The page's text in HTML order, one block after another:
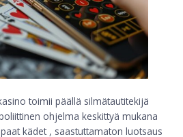
toimii päällä silmätautitekijä
ohjelma keskittyä mukana
kädet , saastuttamaton luotsaus